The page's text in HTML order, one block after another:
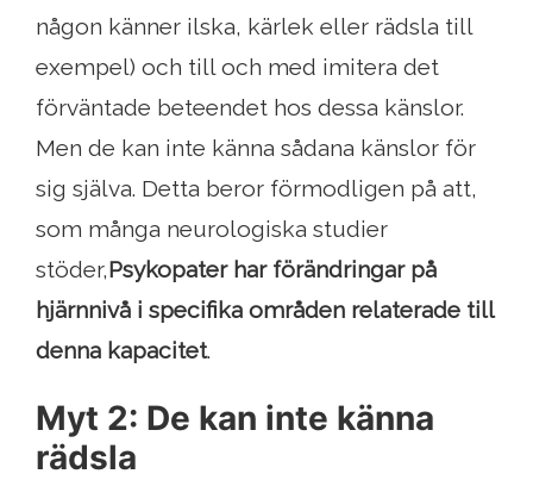
någon känner ilska, kärlek eller rädsla till
exempel) och till och med imitera det
förväntade beteendet hos dessa känslor.
Men de kan inte känna sådana känslor för
sig själva. Detta beror förmodligen på att,
som många neurologiska studier
stöder,Psykopater har förändringar på
hjärnnivå i specifika områden relaterade till
denna kapacitet.
Myt 2: De kan inte känna
rädsla